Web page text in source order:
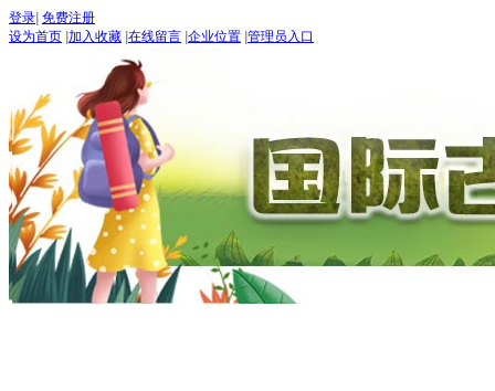
登录 免费注册
设为首页 加入收藏 在线留言 企业位置 管理员入口
五月
进